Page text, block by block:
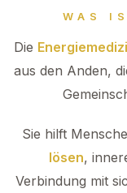
WAS
Die
aus den Anden,
Sie hilft
lösen,
Verbindung mit